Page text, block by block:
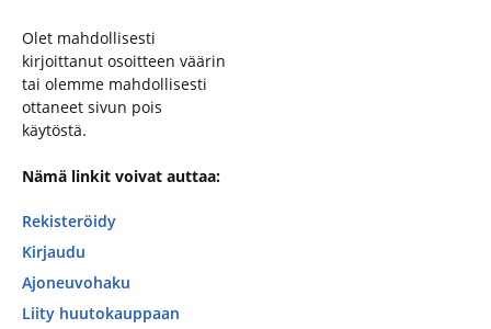
Olet mahdollisesti
kirjoittanut osoitteen väärin
tai olemme mahdollisesti
ottaneet sivun pois
käytöstä.
Nämä linkit voivat auttaa:
Rekisteröidy
Kirjaudu
Ajoneuvohaku
Liity huutokauppaan